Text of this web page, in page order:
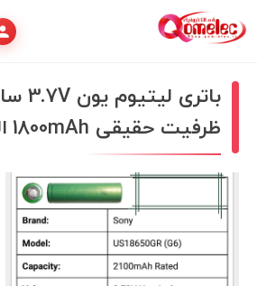
ظرفیت حقیقی 1800mAh الی 2200mAh